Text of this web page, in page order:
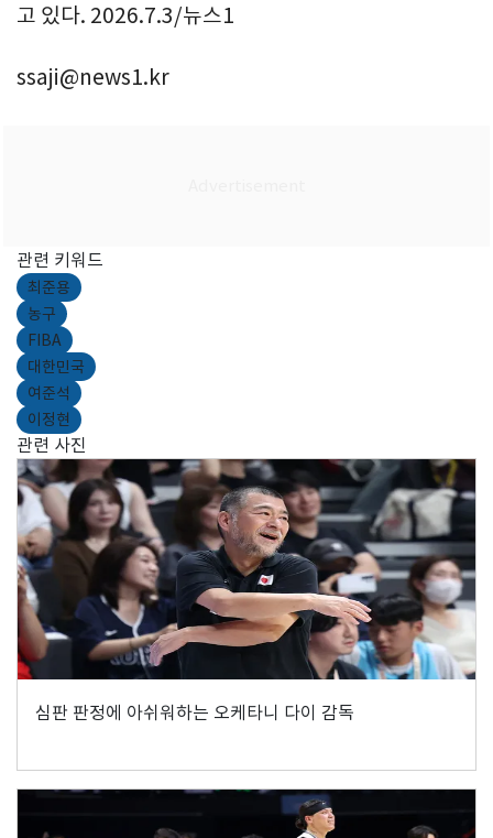
고 있다. 2026.7.3/뉴스1
ssaji@news1.kr
관련 키워드
최준용
농구
FIBA
대한민국
여준석
이정현
관련 사진
심판 판정에 아쉬워하는 오케타니 다이 감독